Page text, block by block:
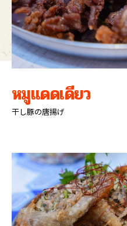
หมูแดดเดียว
干し豚の唐揚げ